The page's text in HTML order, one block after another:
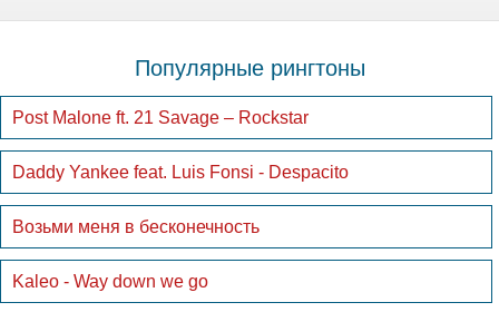
Популярные рингтоны
Post Malone ft. 21 Savage – Rockstar
Daddy Yankee feat. Luis Fonsi - Despacito
Возьми меня в бесконечность
Kaleo - Way down we go